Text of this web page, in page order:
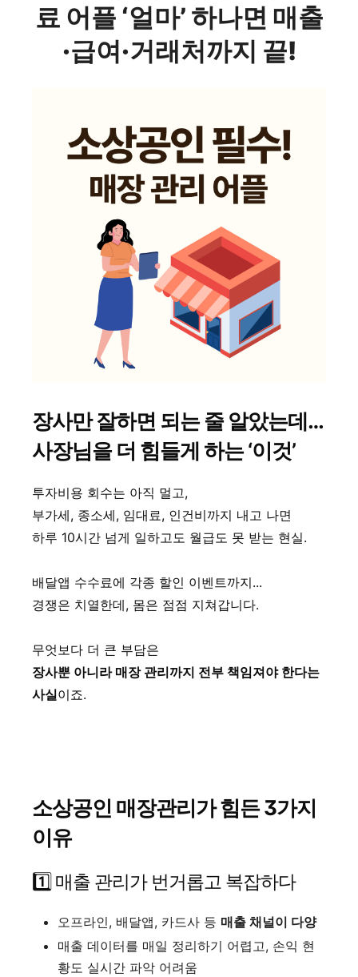
료 어플 ‘얼마’ 하나면 매출
·급여·거래처까지 끝!
장사만 잘하면 되는 줄 알았는데…
사장님을 더 힘들게 하는 ‘이것’
투자비용 회수는 아직 멀고,
부가세, 종소세, 임대료, 인건비까지 내고 나면
하루 10시간 넘게 일하고도 월급도 못 받는 현실.
배달앱 수수료에 각종 할인 이벤트까지...
경쟁은 치열한데, 몸은 점점 지쳐갑니다.
무엇보다 더 큰 부담은
장사뿐 아니라 매장 관리까지 전부 책임져야 한다는
사실이죠.
소상공인 매장관리가 힘든 3가지
이유
1️⃣ 매출 관리가 번거롭고 복잡하다
오프라인, 배달앱, 카드사 등 매출 채널이 다양
매출 데이터를 매일 정리하기 어렵고, 손익 현
황도 실시간 파악 어려움